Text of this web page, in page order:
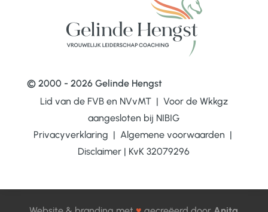
© 2000 - 2026 Gelinde Hengst
Lid van de FVB en NVvMT | Voor de Wkkgz
aangesloten bij NIBIG
Privacyverklaring | Algemene voorwaarden |
Disclaimer | KvK 32079296